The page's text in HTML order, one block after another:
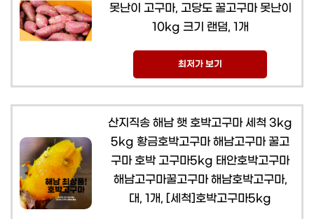
못난이 고구마, 고당도 꿀고구마 못난이
10kg 크기 랜덤, 1개
최저가 보기
산지직송 해남 햇 호박고구마 세척 3kg
5kg 황금호박고구마 해남고구마 꿀고
구마 호박 고구마5kg 태안호박고구마
해남고구마꿀고구마 해남호박고구마,
대, 1개, [세척]호박고구마5kg